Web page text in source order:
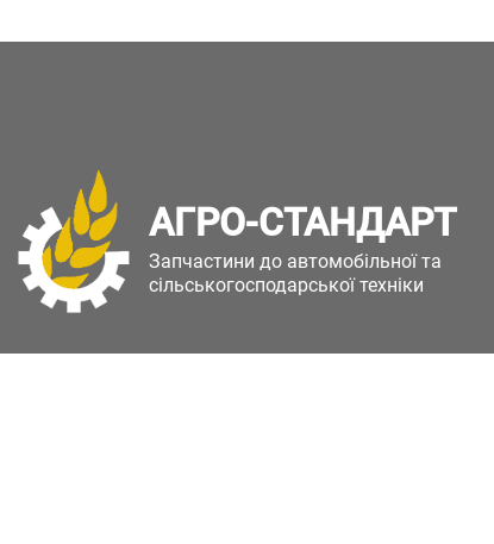
АГРО-СТАНДАРТ
Запчастини до автомобільної та
сільськогосподарської техніки